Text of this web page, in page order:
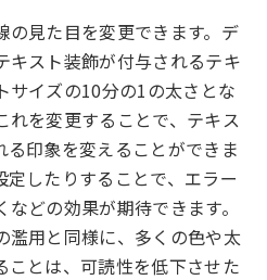
の見た目を変更できます。デ
キスト装飾が付与されるテキ
サイズの10分の1の太さとな
れを変更することで、テキス
る印象を変えることができま
したりすることで、エラー
どの効果が期待できます。
濫用と同様に、多くの色や太
ことは、可読性を低下させた